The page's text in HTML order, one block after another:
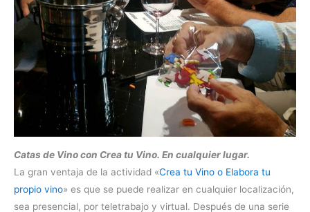
Catas de Vino con Crea tu Vino. En cualquier lugar.
La gran ventaja de la actividad «Crea tu Vino o Elabora tu
propio vino» es que se puede realizar en cualquier localización,
sea presencial, por teletrabajo y virtual. Después de una serie